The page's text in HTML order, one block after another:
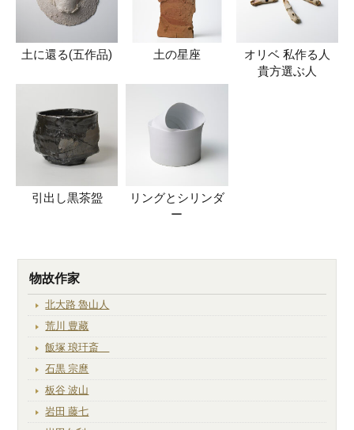
土に還る(五作品) 土の星座
オリベ 私作る人
貴方選ぶ人
引出し黒茶盌
リングとシリンダ
ー
物故作家
北大路 魯山人
荒川 豊藏
飯塚 琅玕斎
石黒 宗麿
板谷 波山
岩田 藤七